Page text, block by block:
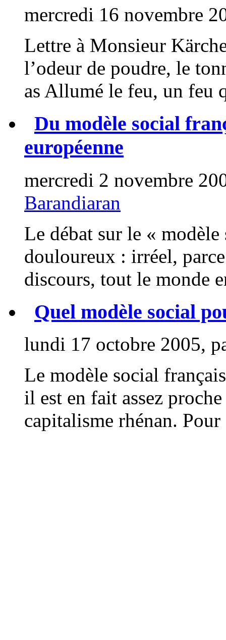
mercredi 16 novembre
Lettre à Monsieur
l’odeur de poudre, le
as Allumé le feu, un feu
Du modèle social
européenne
mercredi 2 novembre
Barandiaran
Le débat sur le «
douloureux : irréel,
discours, tout le monde
Quel modèle social
lundi 17 octobre 2005,
Le modèle social
il est en fait assez
capitalisme rhénan.